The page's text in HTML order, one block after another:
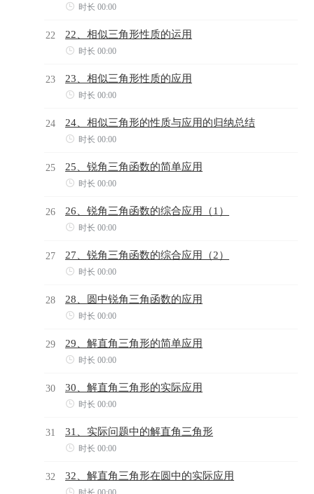
 时长 00:00
22 22、相似三角形性质的运用
 时长 00:00
23 23、相似三角形性质的应用
 时长 00:00
24 24、相似三角形的性质与应用的归纳总结
 时长 00:00
25 25、锐角三角函数的简单应用
 时长 00:00
26 26、锐角三角函数的综合应用（1）
 时长 00:00
27 27、锐角三角函数的综合应用（2）
 时长 00:00
28 28、圆中锐角三角函数的应用
 时长 00:00
29 29、解直角三角形的简单应用
 时长 00:00
30 30、解直角三角形的实际应用
 时长 00:00
31 31、实际问题中的解直角三角形
 时长 00:00
32 32、解直角三角形在圆中的实际应用
